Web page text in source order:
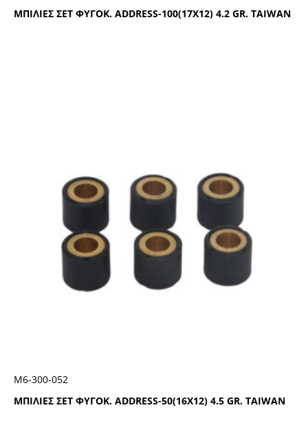
ΜΠΙΛΙΕΣ ΣΕΤ ΦΥΓΟΚ. ADDRESS-100(17X12) 4.2 GR. TAIWAN
ΜΠΙΛΙΕΣ ΣΕΤ ΦΥΓΟΚ. ADDRESS-50(16X12) 4.5 GR. TAIWAN
Μ6-300-052